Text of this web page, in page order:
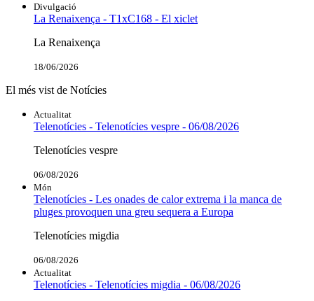
Divulgació
La Renaixença - T1xC168 - El xiclet
La Renaixença
18/06/2026
El més vist de Notícies
Actualitat
Telenotícies - Telenotícies vespre - 06/08/2026
Telenotícies vespre
06/08/2026
Món
Telenotícies - Les onades de calor extrema i la manca de
pluges provoquen una greu sequera a Europa
Telenotícies migdia
06/08/2026
Actualitat
Telenotícies - Telenotícies migdia - 06/08/2026